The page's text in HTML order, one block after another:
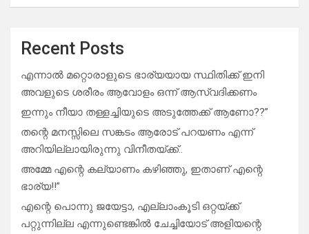
Recent Posts
എന്നാൽ മറ്റൊരാളുടെ ഭാര്യയായ സ്ഥിതിക്ക് ഇനി
അവളുടെ ശരീരം ആവോളം ഒന്ന് ആസ്വദിക്കണം
ഇന്നും നീയാ തള്ളച്ചിയുടെ അടുത്തേക്ക് ആണോ??”
തന്റെ മനസ്സിലെ സങ്കടം ആരോട് പറയണം എന്ന്
അറിയില്ലായിരുന്നു വിനീതയ്ക്ക്..
അമ്മേ എന്റെ കല്യാണം കഴിഞ്ഞു, ഇതാണ് എന്റെ
ഭാര്യ!!”
എന്റെ പൊന്നു ജയേട്ടാ, എല്ലാംകൂടി ഒറ്റയ്ക്ക്
പറ്റുന്നില്ല എന്നുണ്ടെങ്കിൽ ചേച്ചിയോട് അളിയന്റെ